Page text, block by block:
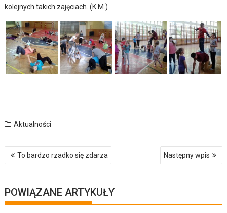
kolejnych takich zajęciach. (K.M.)
Aktualności
Nawigacja
wpisuTo bardzo rzadko się zdarza Następny wpis
POWIĄZANE ARTYKUŁY